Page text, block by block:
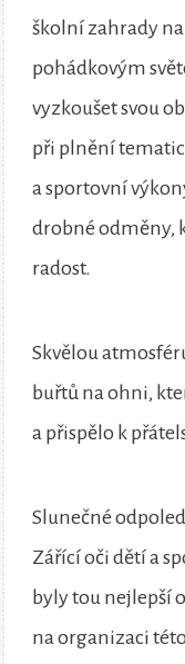
školní zahrady
pohádkovým
vyzkoušet svou
při plnění
a sportovní
drobné odměny,
radost.
Skvělou
buřtů na ohni,
a přispělo k
Slunečné
Zářící oči dětí a
byly tou nejlepší
na organizaci